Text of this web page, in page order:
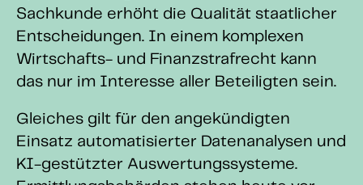
Sachkunde erhöht die Qualität staatlicher
Entscheidungen. In einem komplexen
Wirtschafts- und Finanzstrafrecht kann
das nur im Interesse aller Beteiligten sein.
Gleiches gilt für den angekündigten
Einsatz automatisierter Datenanalysen und
KI-gestützter Auswertungssysteme.